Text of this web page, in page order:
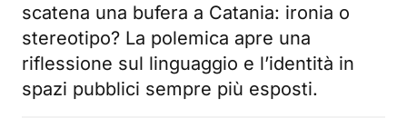
scatena una bufera a Catania: ironia o
stereotipo? La polemica apre una
riflessione sul linguaggio e l’identità in
spazi pubblici sempre più esposti.